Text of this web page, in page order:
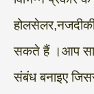
सकते हैं ।आप
संबंध बनाइए